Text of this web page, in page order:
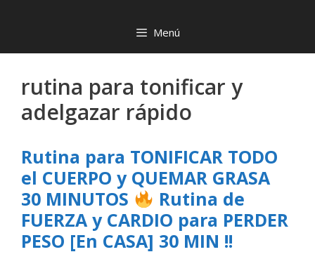
Menú
rutina para tonificar y
adelgazar rápido
Rutina para TONIFICAR TODO
el CUERPO y QUEMAR GRASA
30 MINUTOS
Rutina de
FUERZA y CARDIO para PERDER
PESO [En CASA] 30 MIN !!